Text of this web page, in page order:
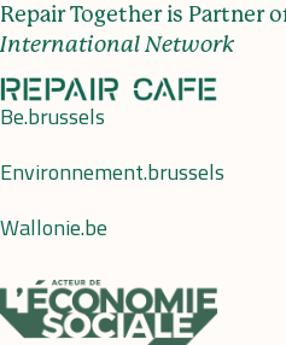
Repair Together is Partner
International Network
Be.brussels
Environnement.brussels
Wallonie.be